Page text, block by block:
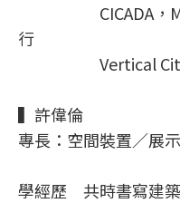
CICADA，
行
Vertical City，
▍許偉倫
專長：空間裝置／展
學經歷 共時書寫建